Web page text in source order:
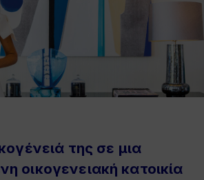
της σε μια
οικογενειακή κατοικία